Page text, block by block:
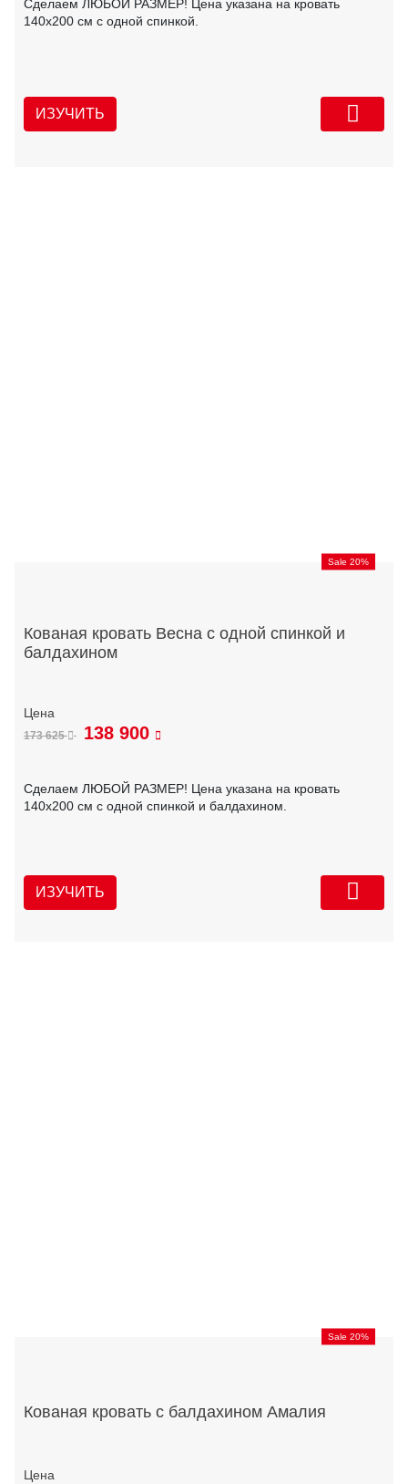
Сделаем ЛЮБОЙ РАЗМЕР! Цена указана на кровать
140х200 см с одной спинкой.
ИЗУЧИТЬ
Sale 20%
Кованая кровать Весна с одной спинкой и
балдахином
173 625 138 900
Сделаем ЛЮБОЙ РАЗМЕР! Цена указана на кровать
140х200 см с одной спинкой и балдахином.
ИЗУЧИТЬ
Sale 20%
Кованая кровать с балдахином Амалия